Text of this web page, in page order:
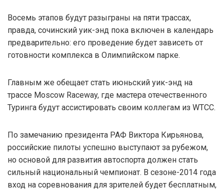
Восемь этапов будут разыграны на пяти трассах,
правда, сочинский уик-энд пока включен в календарь
предварительно: его проведение будет зависеть от
готовности комплекса в Олимпийском парке.
Главным же обещает стать июньский уик-энд на
трассе Moscow Raceway, где мастера отечественного
Туринга будут ассистировать своим коллегам из WTCC.
По замечанию президента РАФ Виктора Кирьянова,
российские пилоты успешно выступают за рубежом,
но основой для развития автоспорта должен стать
сильный национальный чемпионат. В сезоне-2014 года
вход на соревнования для зрителей будет бесплатным,